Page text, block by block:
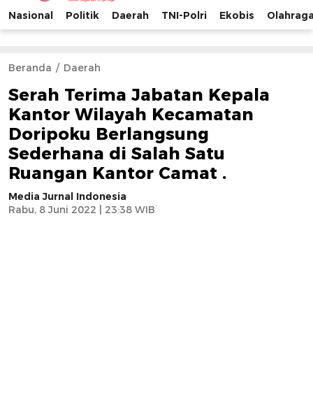
Media Jurnal Indonesia
Bersama Membangun Indonesia
Nasional Politik Daerah TNI-Polri Ekobis
Beranda Daerah
Serah Terima Jabatan Kepala
Kantor Wilayah Kecamatan
Doripoku Berlangsung
Sederhana di Salah Satu
Ruangan Kantor Camat .
Media Jurnal Indonesia
Rabu, 8 Juni 2022 | 23:38 WIB